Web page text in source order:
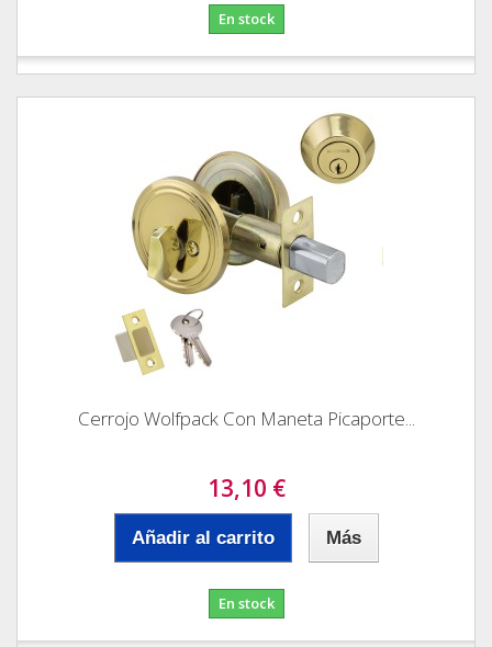
En stock
Cerrojo Wolfpack Con Maneta Picaporte...
13,10 €
Añadir al carrito Más
En stock